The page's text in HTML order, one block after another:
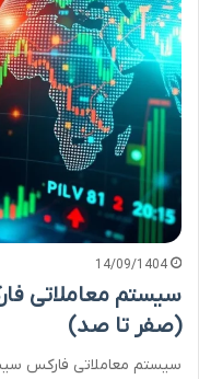
14/09/1404
سیستم معاملاتی
(صفر تا صد)
سیستم معاملاتی فارکس